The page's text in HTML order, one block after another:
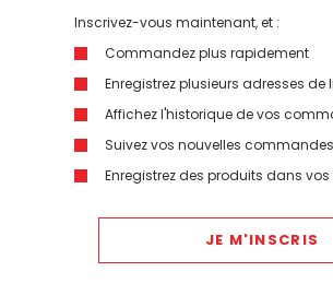
Inscrivez-vous maintenant, et :
Commandez plus rapidement
Enregistrez plusieurs adresses de
Affichez l'historique de vos
Suivez vos nouvelles commandes
Enregistrez des produits dans
JE M'INSCRIS